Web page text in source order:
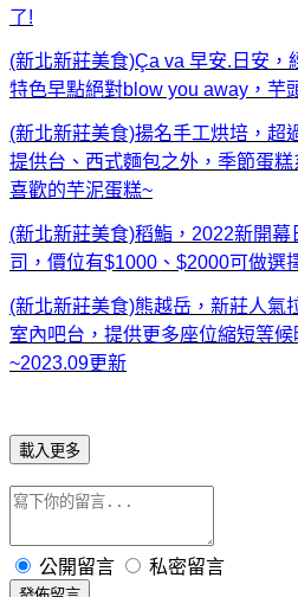
了!
(新北新莊美食)Ça va 早安.日安
特色早點絕對blow you away，芋
(新北新莊美食)揚名手工烘培，超
提供台、西式麵包之外，季節蛋
喜歡的芋泥蛋糕~
(新北新莊美食)稻鮨，2022新開
司，價位有$1000、$2000可做選
(新北新莊美食)熊越岳，新莊人氣
室內吧台，提供更多座位縮短等
~2023.09更新
載入更多
公開留言 私密留言